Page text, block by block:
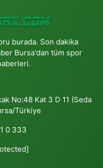
burada. Son dakika
Bursa'dan tüm spor
No:48 Kat 3 D 11 (Seda
Türkiye
0 333